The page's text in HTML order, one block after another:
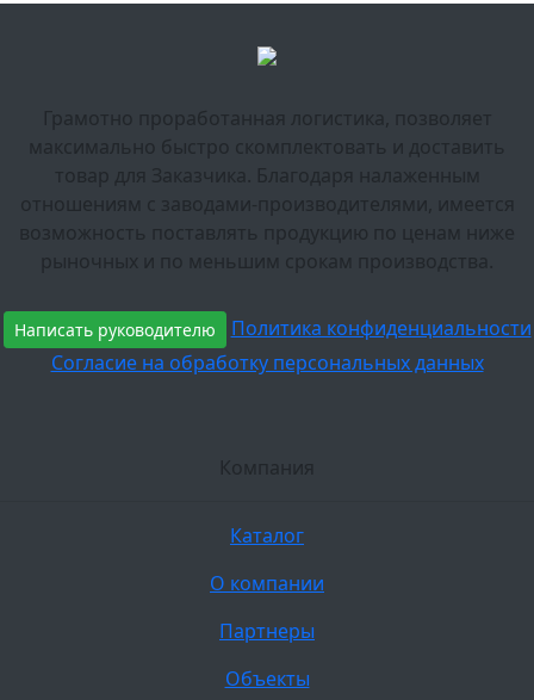
Грамотно проработанная логистика, позволяет
максимально быстро скомплектовать и доставить
товар для Заказчика. Благодаря налаженным
отношениям с заводами-производителями, имеется
возможность поставлять продукцию по ценам ниже
рыночных и по меньшим срокам производства.
Написать руководителю
Политика конфиденциальности
Согласие на обработку персональных данных
Компания
Каталог
О компании
Партнеры
Объекты